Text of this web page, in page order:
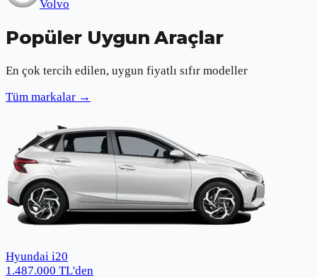
Volvo
Popüler Uygun Araçlar
En çok tercih edilen, uygun fiyatlı sıfır modeller
Tüm markalar →
Hyundai i20
1.487.000 TL'den